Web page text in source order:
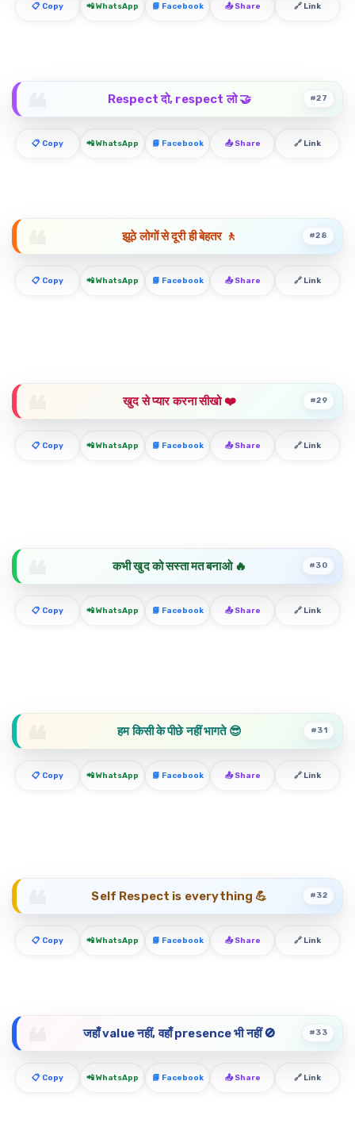
📋 Copy 📲 WhatsApp 📘 Facebook 📤 Share 🔗 Link
Respect दो, respect लो 🤝 #27
📋 Copy 📲 WhatsApp 📘 Facebook 📤 Share 🔗 Link
झूठे लोगों से दूरी ही बेहतर 🚶 #28
📋 Copy 📲 WhatsApp 📘 Facebook 📤 Share 🔗 Link
खुद से प्यार करना सीखो ❤️ #29
📋 Copy 📲 WhatsApp 📘 Facebook 📤 Share 🔗 Link
कभी खुद को सस्ता मत बनाओ 🔥 #30
📋 Copy 📲 WhatsApp 📘 Facebook 📤 Share 🔗 Link
हम किसी के पीछे नहीं भागते 😎 #31
📋 Copy 📲 WhatsApp 📘 Facebook 📤 Share 🔗 Link
Self Respect is everything 💪 #32
📋 Copy 📲 WhatsApp 📘 Facebook 📤 Share 🔗 Link
जहाँ value नहीं, वहाँ presence भी नहीं 🚫 #33
📋 Copy 📲 WhatsApp 📘 Facebook 📤 Share 🔗 Link